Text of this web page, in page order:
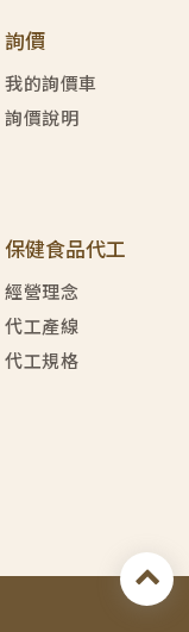
詢價
我的詢價車
詢價說明
保健食品代工
經營理念
代工產線
代工規格